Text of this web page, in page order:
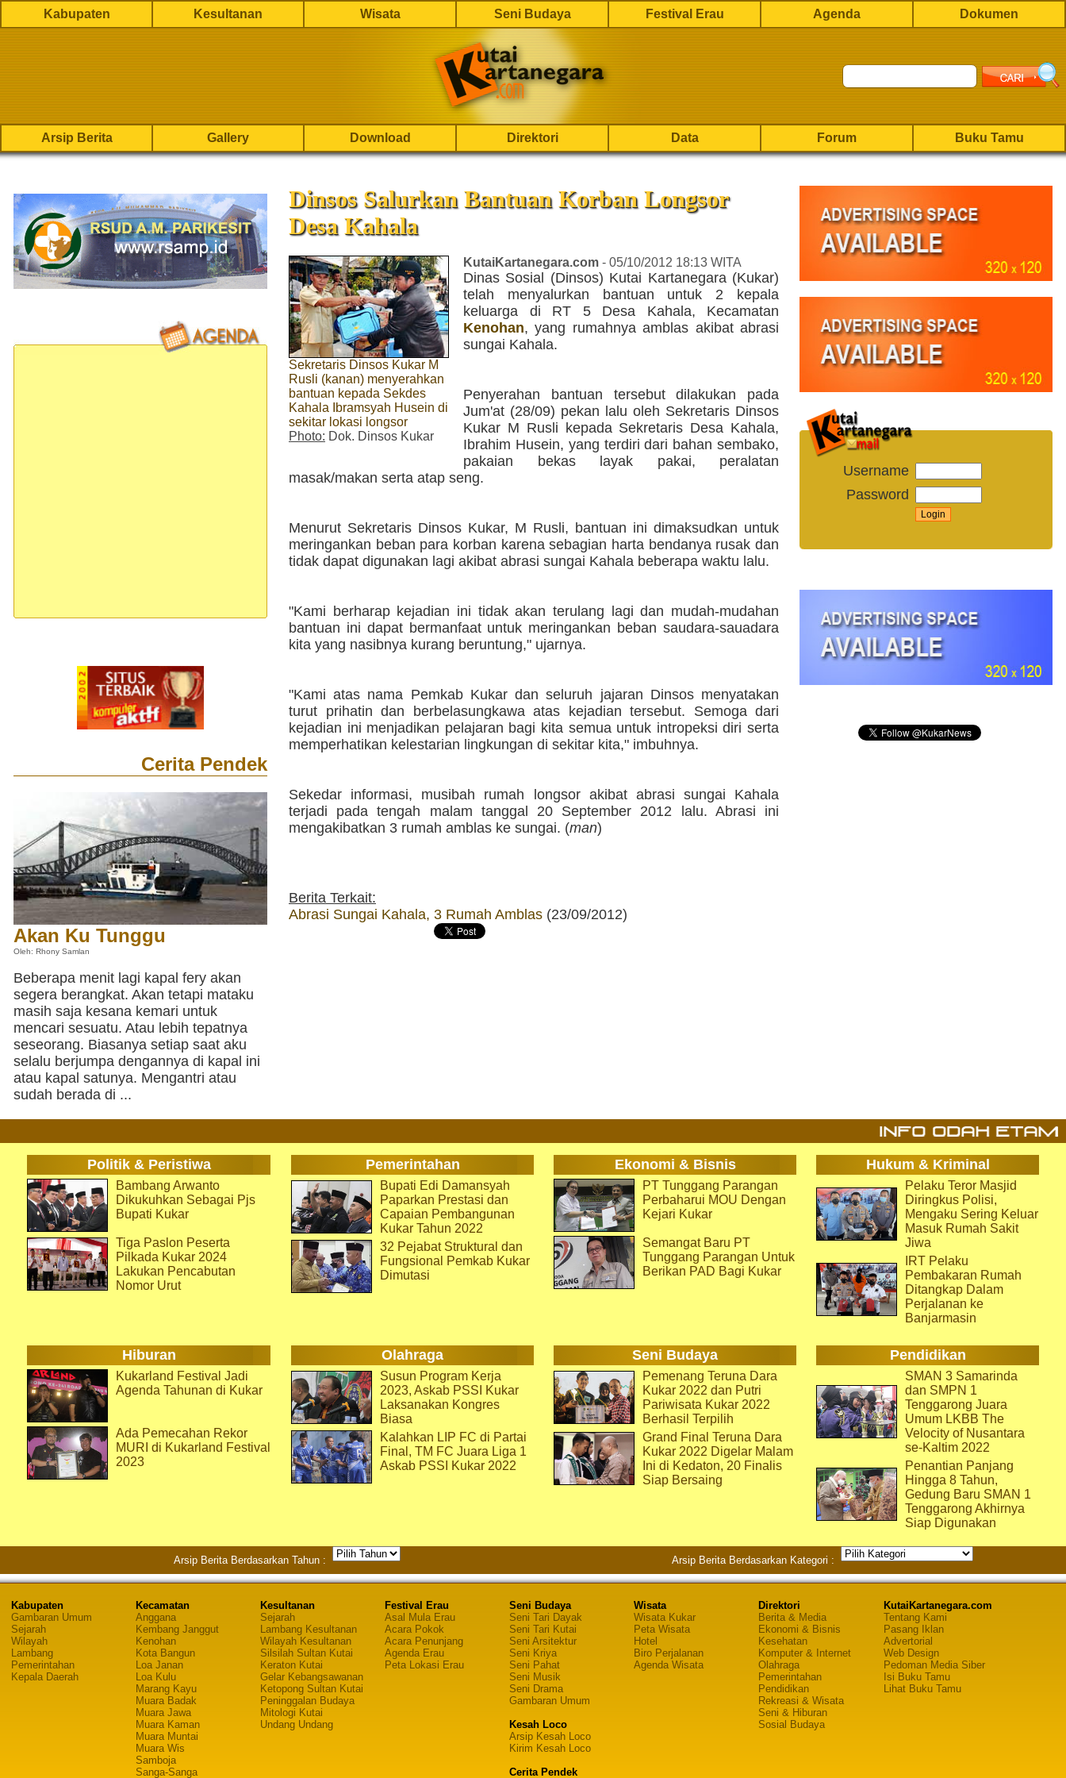
Kabupaten Kesultanan Wisata Seni Budaya Festival Erau Agenda Dokumen
Arsip Berita Gallery Download Direktori Data Forum Buku Tamu
Cerita Pendek
Akan Ku Tunggu
Oleh: Rhony Samlan
Beberapa menit lagi kapal fery akan
segera berangkat. Akan tetapi mataku
masih saja kesana kemari untuk
mencari sesuatu. Atau lebih tepatnya
seseorang. Biasanya setiap saat aku
selalu berjumpa dengannya di kapal ini
atau kapal satunya. Mengantri atau
sudah berada di ...
Dinsos Salurkan Bantuan Korban Longsor
Desa Kahala
Sekretaris Dinsos Kukar M
Rusli (kanan) menyerahkan
bantuan kepada Sekdes
Kahala Ibramsyah Husein di
sekitar lokasi longsor
Photo: Dok. Dinsos Kukar
KutaiKartanegara.com - 05/10/2012 18:13 WITA
Dinas Sosial (Dinsos) Kutai Kartanegara (Kukar)
telah menyalurkan bantuan untuk 2 kepala
keluarga di RT 5 Desa Kahala, Kecamatan
Kenohan, yang rumahnya amblas akibat abrasi
sungai Kahala.
Penyerahan bantuan tersebut dilakukan pada
Jum'at (28/09) pekan lalu oleh Sekretaris Dinsos
Kukar M Rusli kepada Sekretaris Desa Kahala,
Ibrahim Husein, yang terdiri dari bahan sembako,
pakaian bekas layak pakai, peralatan
masak/makan serta atap seng.
Menurut Sekretaris Dinsos Kukar, M Rusli, bantuan ini dimaksudkan untuk
meringankan beban para korban karena sebagian harta bendanya rusak dan
tidak dapat digunakan lagi akibat abrasi sungai Kahala beberapa waktu lalu.
"Kami berharap kejadian ini tidak akan terulang lagi dan mudah-mudahan
bantuan ini dapat bermanfaat untuk meringankan beban saudara-sauadara
kita yang nasibnya kurang beruntung," ujarnya.
"Kami atas nama Pemkab Kukar dan seluruh jajaran Dinsos menyatakan
turut prihatin dan berbelasungkawa atas kejadian tersebut. Semoga dari
kejadian ini menjadikan pelajaran bagi kita semua untuk intropeksi diri serta
memperhatikan kelestarian lingkungan di sekitar kita," imbuhnya.
Sekedar informasi, musibah rumah longsor akibat abrasi sungai Kahala
terjadi pada tengah malam tanggal 20 September 2012 lalu. Abrasi ini
mengakibatkan 3 rumah amblas ke sungai. (man)
Berita Terkait:
Abrasi Sungai Kahala, 3 Rumah Amblas (23/09/2012)
Username
Password
Politik & Peristiwa Pemerintahan Ekonomi & Bisnis Hukum & Kriminal
Bambang Arwanto
Dikukuhkan Sebagai Pjs
Bupati Kukar
Tiga Paslon Peserta
Pilkada Kukar 2024
Lakukan Pencabutan
Nomor Urut
Bupati Edi Damansyah
Paparkan Prestasi dan
Capaian Pembangunan
Kukar Tahun 2022
32 Pejabat Struktural dan
Fungsional Pemkab Kukar
Dimutasi
PT Tunggang Parangan
Perbaharui MOU Dengan
Kejari Kukar
Semangat Baru PT
Tunggang Parangan Untuk
Berikan PAD Bagi Kukar
Pelaku Teror Masjid
Diringkus Polisi,
Mengaku Sering Keluar
Masuk Rumah Sakit
Jiwa
IRT Pelaku
Pembakaran Rumah
Ditangkap Dalam
Perjalanan ke
Banjarmasin
Hiburan Olahraga Seni Budaya Pendidikan
Kukarland Festival Jadi
Agenda Tahunan di Kukar
Ada Pemecahan Rekor
MURI di Kukarland Festival
2023
Susun Program Kerja
2023, Askab PSSI Kukar
Laksanakan Kongres
Biasa
Kalahkan LIP FC di Partai
Final, TM FC Juara Liga 1
Askab PSSI Kukar 2022
Pemenang Teruna Dara
Kukar 2022 dan Putri
Pariwisata Kukar 2022
Berhasil Terpilih
Grand Final Teruna Dara
Kukar 2022 Digelar Malam
Ini di Kedaton, 20 Finalis
Siap Bersaing
SMAN 3 Samarinda
dan SMPN 1
Tenggarong Juara
Umum LKBB The
Velocity of Nusantara
se-Kaltim 2022
Penantian Panjang
Hingga 8 Tahun,
Gedung Baru SMAN 1
Tenggarong Akhirnya
Siap Digunakan
Arsip Berita Berdasarkan Tahun : Arsip Berita Berdasarkan Kategori :
Kabupaten
Gambaran Umum
Sejarah
Wilayah
Lambang
Pemerintahan
Kepala Daerah
Kecamatan
Anggana
Kembang Janggut
Kenohan
Kota Bangun
Loa Janan
Loa Kulu
Marang Kayu
Muara Badak
Muara Jawa
Muara Kaman
Muara Muntai
Muara Wis
Samboja
Sanga-Sanga
Kesultanan
Sejarah
Lambang Kesultanan
Wilayah Kesultanan
Silsilah Sultan Kutai
Keraton Kutai
Gelar Kebangsawanan
Ketopong Sultan Kutai
Peninggalan Budaya
Mitologi Kutai
Undang Undang
Festival Erau
Asal Mula Erau
Acara Pokok
Acara Penunjang
Agenda Erau
Peta Lokasi Erau
Seni Budaya
Seni Tari Dayak
Seni Tari Kutai
Seni Arsitektur
Seni Kriya
Seni Pahat
Seni Musik
Seni Drama
Gambaran Umum
Kesah Loco
Arsip Kesah Loco
Kirim Kesah Loco
Cerita Pendek
Wisata
Wisata Kukar
Peta Wisata
Hotel
Biro Perjalanan
Agenda Wisata
Direktori
Berita & Media
Ekonomi & Bisnis
Kesehatan
Komputer & Internet
Olahraga
Pemerintahan
Pendidikan
Rekreasi & Wisata
Seni & Hiburan
Sosial Budaya
KutaiKartanegara.com
Tentang Kami
Pasang Iklan
Advertorial
Web Design
Pedoman Media Siber
Isi Buku Tamu
Lihat Buku Tamu